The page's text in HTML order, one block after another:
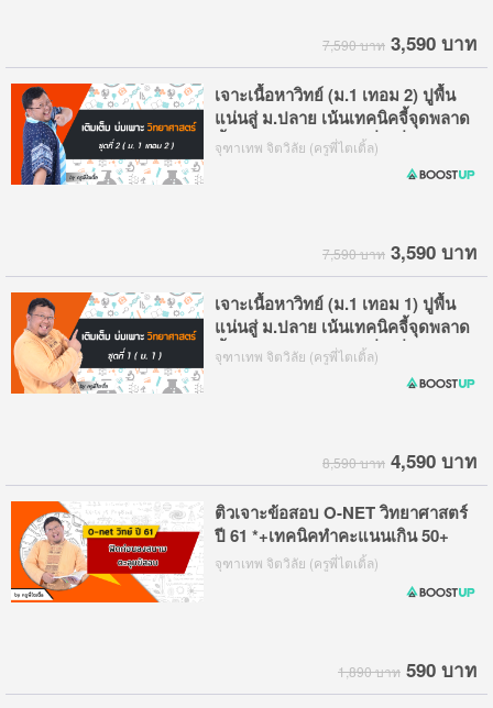
7,590 บาท 3,590 บาท
เจาะเนื้อหาวิทย์ (ม.1 เทอม 2) ปูพื้น
แน่นสู่ ม.ปลาย เน้นเทคนิคจี้จุดพลาด
ชี้จุดออกข้อสอบบ่อย เพื่อเพิ่มเกรด
และสอบติด รร.ดัง
จุฑาเทพ จิตวิลัย (ครูพี่ไตเติ้ล)
7,590 บาท 3,590 บาท
เจาะเนื้อหาวิทย์ (ม.1 เทอม 1) ปูพื้น
แน่นสู่ ม.ปลาย เน้นเทคนิคจี้จุดพลาด
ชี้จุดออกข้อสอบบ่อย เพื่อเพิ่มเกรด
และสอบติด รร.ดัง
จุฑาเทพ จิตวิลัย (ครูพี่ไตเติ้ล)
8,590 บาท 4,590 บาท
ติวเจาะข้อสอบ O-NET วิทยาศาสตร์
ปี 61 *+เทคนิคทำคะแนนเกิน 50+
จุฑาเทพ จิตวิลัย (ครูพี่ไตเติ้ล)
1,890 บาท 590 บาท